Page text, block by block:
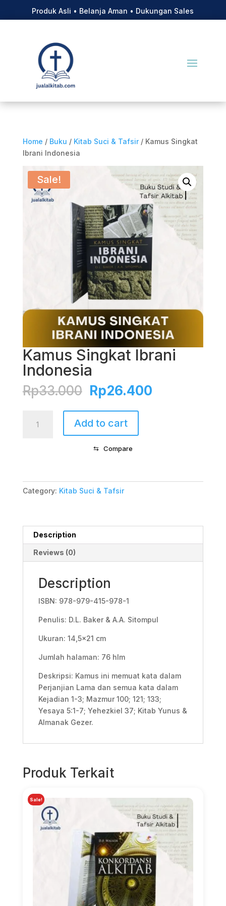
Produk Asli • Belanja Aman • Dukungan Sales
Home / Buku / Kitab Suci & Tafsir/ Kamus Singkat
Ibrani Indonesia
Sale!
Kamus Singkat Ibrani
Indonesia
Rp33.000 Original
price
was:
Rp33.000.
Rp26.400Current
Singkat
Add to cart
⇆ Compare
Category: Kitab Suci & Tafsir
Description
Reviews (0)
Description
ISBN: 978-979-415-978-1
Penulis: D.L. Baker & A.A. Sitompul
Ukuran: 14,5×21 cm
Jumlah halaman: 76 hlm
Deskripsi: Kamus ini memuat kata dalam
Perjanjian Lama dan semua kata dalam
Kejadian 1-3; Mazmur 100; 121; 133;
Yesaya 5:1-7; Yehezkiel 37; Kitab Yunus &
Almanak Gezer.
Produk Terkait
Sale!